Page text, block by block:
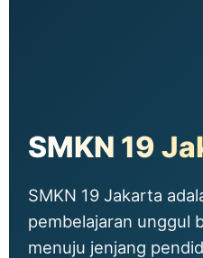
SMKN 19
SMKN 19 Jakarta
pembelajaran unggul
menuju jenjang